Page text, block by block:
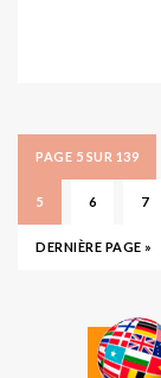
PAGE 5 SUR 139
5 6 7
DERNIÈRE PAGE »